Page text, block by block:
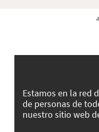
Estamos en la red
de personas de
nuestro sitio web